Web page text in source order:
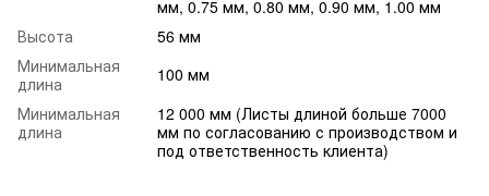
мм, 0.75 мм, 0.80 мм, 0.90 мм, 1.00 мм
Высота
56 мм
Минимальная
длина
100 мм
Минимальная
длина
12 000 мм (Листы длиной больше 7000
мм по согласованию с производством и
под ответственность клиента)